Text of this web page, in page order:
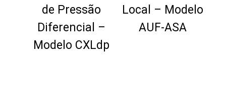
de Pressão
Diferencial –
Modelo CXLdp
Local – Modelo
AUF-ASA